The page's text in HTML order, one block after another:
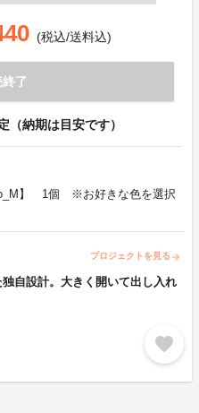
(税込/送料込)
終了
（納期は目安です）
】 1個 ※お好きな色を選択
プロジェクトを見る arrow_forward
自設計。大きく開いて出し入れ
favorite